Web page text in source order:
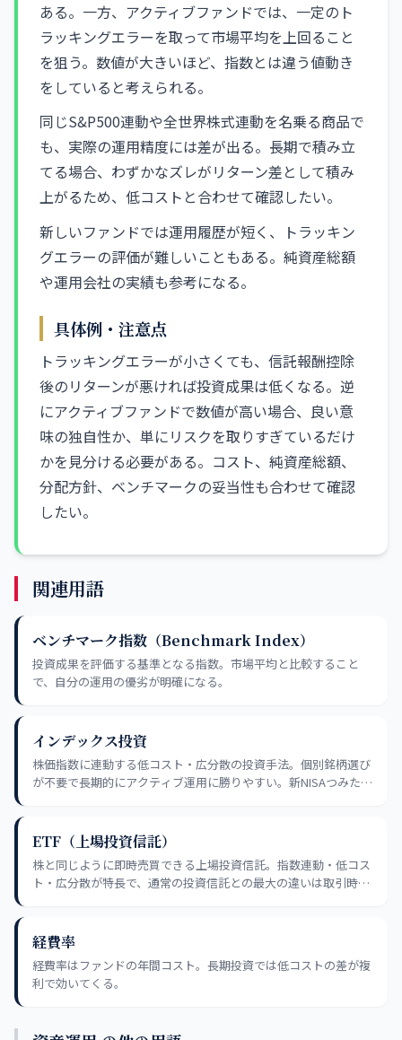
ある。一方、アクティブファンドでは、一定のト
ラッキングエラーを取って市場平均を上回ること
を狙う。数値が大きいほど、指数とは違う値動き
をしていると考えられる。
同じS&P500連動や全世界株式連動を名乗る商品で
も、実際の運用精度には差が出る。長期で積み立
てる場合、わずかなズレがリターン差として積み
上がるため、低コストと合わせて確認したい。
新しいファンドでは運用履歴が短く、トラッキン
グエラーの評価が難しいこともある。純資産総額
や運用会社の実績も参考になる。
具体例・注意点
トラッキングエラーが小さくても、信託報酬控除
後のリターンが悪ければ投資成果は低くなる。逆
にアクティブファンドで数値が高い場合、良い意
味の独自性か、単にリスクを取りすぎているだけ
かを見分ける必要がある。コスト、純資産総額、
分配方針、ベンチマークの妥当性も合わせて確認
したい。
関連用語
ベンチマーク指数（Benchmark Index）
投資成果を評価する基準となる指数。市場平均と比較すること
で、自分の運用の優劣が明確になる。
インデックス投資
株価指数に連動する低コスト・広分散の投資手法。個別銘柄選び
が不要で長期的にアクティブ運用に勝りやすい。新NISAつみたて
ETF（上場投資信託）
株と同じように即時売買できる上場投資信託。指数連動・低コス
ト・広分散が特長で、通常の投資信託との最大の違いは取引時間
経費率
経費率はファンドの年間コスト。長期投資では低コストの差が複
利で効いてくる。